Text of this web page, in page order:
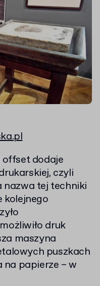
dodaje
czyli
nazwa tej techniki
kolejnego
druk
maszyna
puszkach
na papierze – w